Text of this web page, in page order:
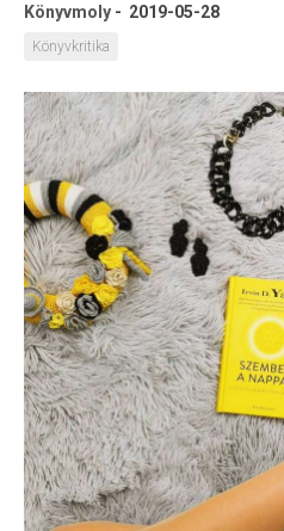
Könyvmoly - 2019-05-28
Könyvkritika